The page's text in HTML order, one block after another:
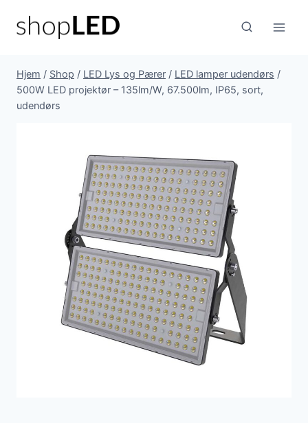
Hjem / Shop / LED Lys og Pærer / LED lamper udendørs /
500W LED projektør – 135lm/W, 67.500lm, IP65, sort,
udendørs